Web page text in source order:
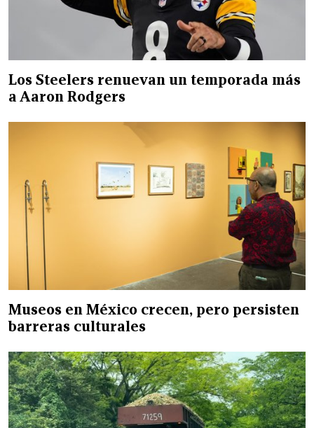
Los Steelers renuevan un temporada más
a Aaron Rodgers
Museos en México crecen, pero persisten
barreras culturales